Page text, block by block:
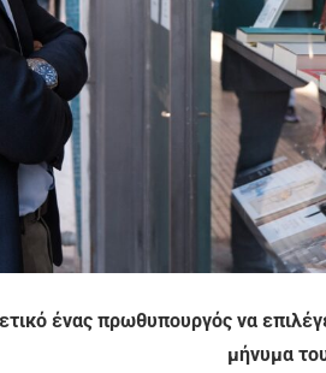
ένας πρωθυπουργός να
μήνυμα